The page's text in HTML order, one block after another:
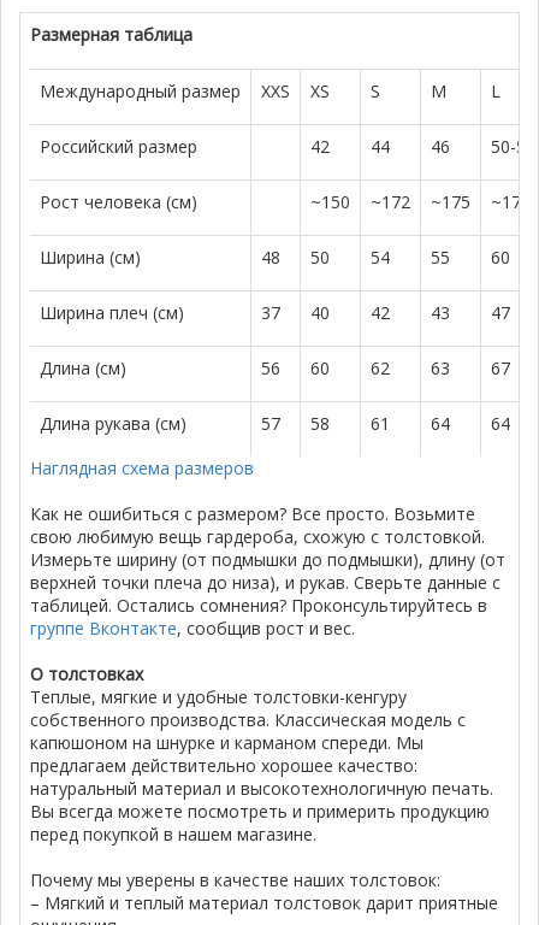
Размерная таблица
Международный размер XXS XS S M L
Российский размер 42 44 46 50-52
Рост человека (см) ~150 ~172 ~175 ~179
Ширина (см) 48 50 54 55 60
Ширина плеч (см) 37 40 42 43 47
Длина (см) 56 60 62 63 67
Длина рукава (см) 57 58 61 64
64
Наглядная схема размеров
Как не ошибиться с размером? Все просто. Возьмите
свою любимую вещь гардероба, схожую с толстовкой.
Измерьте ширину (от подмышки до подмышки), длину (от
верхней точки плеча до низа), и рукав. Сверьте данные с
таблицей. Остались сомнения? Проконсультируйтесь в
группе Вконтакте, сообщив рост и вес.
О толстовках
Теплые, мягкие и удобные толстовки-кенгуру
собственного производства. Классическая модель с
капюшоном на шнурке и карманом спереди. Мы
предлагаем действительно хорошее качество:
натуральный материал и высокотехнологичную печать.
Вы всегда можете посмотреть и примерить продукцию
перед покупкой в нашем магазине.
Почему мы уверены в качестве наших толстовок:
– Мягкий и теплый материал толстовок дарит приятные